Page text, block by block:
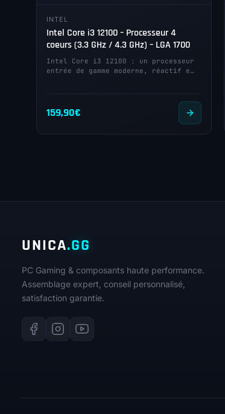
INTEL
Intel Core i3 12100 – Processeur 4
coeurs (3.3 GHz / 4.3 GHz) – LGA 1700
Intel Core i3 12100 : un processeur
entrée de gamme moderne, réactif e…
159,90€
UNICA.GG
PC Gaming & composants haute performance.
Assemblage expert, conseil personnalisé,
satisfaction garantie.